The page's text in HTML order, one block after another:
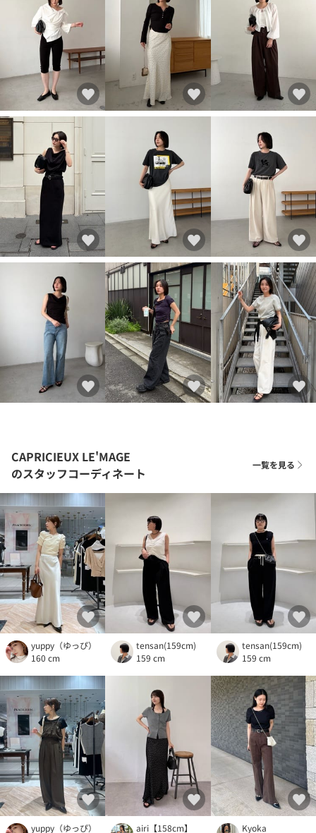
CAPRICIEUX LE'MAGE
のスタッフコーディネート
一覧を見る
yuppy（ゆっぴ）
160 cm
tensan(159cm)
159 cm
tensan(159cm)
159 cm
yuppy（ゆっぴ）
airi【158cm】
Kyoka